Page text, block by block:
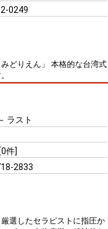
0249
どりえん」 本格的な台湾式
ラスト
件]
2833
選したセラピストに指圧か